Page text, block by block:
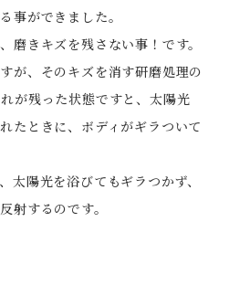
事ができました。
磨きキズを残さない事！です。
が、そのキズを消す研磨処理の
が残った状態ですと、太陽光
たときに、ボディがギラついて
太陽光を浴びてもギラつかず、
射するのです。